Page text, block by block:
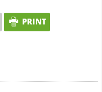
PRINT